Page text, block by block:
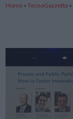
Home »TecnoGazzetta »